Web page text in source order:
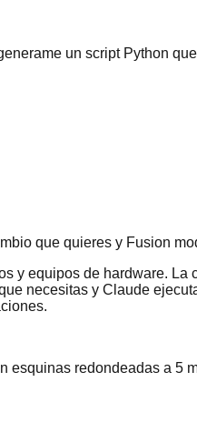
un script Python
que quieres y Fusion
y equipos de hardware.
necesitas y Claude
redondeadas a